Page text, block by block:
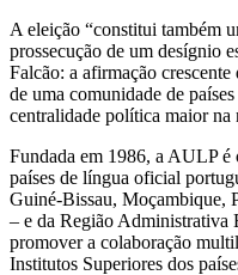
A eleição “constitui também
prossecução de um desígnio
Falcão: a afirmação
de uma comunidade de
centralidade política maior
Fundada em 1986, a AULP é
países de língua oficial
Guiné-Bissau, Moçambique,
– e da Região Administrativa
promover a colaboração
Institutos Superiores dos